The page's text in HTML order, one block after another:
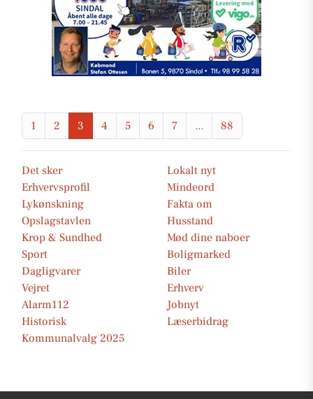
1 2 3 4 5 6 7 ... 88
Det sker
Lokalt nyt
Erhvervsprofil
Mindeord
Lykønskning
Fakta om
Opslagstavlen
Husstand
Krop & Sundhed
Mød dine naboer
Sport
Boligmarked
Dagligvarer
Biler
Vejret
Erhverv
Alarm112
Jobnyt
Historisk
Læserbidrag
Kommunalvalg 2025